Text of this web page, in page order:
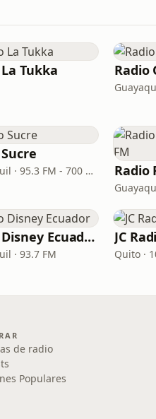
Tukka Radio
Guayaquil · 95.3 FM - 700 AM
Radio Disney Ecuador
· 93.7 FM
JC
Quito ·
de radio
Populares